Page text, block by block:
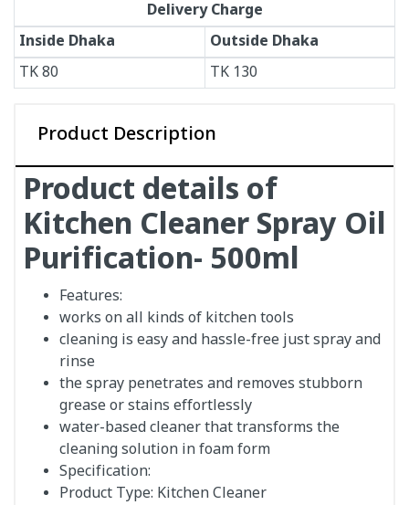
Delivery Charge
Inside Dhaka
Outside Dhaka
TK80 TK 130
Product Description
Product details of
Kitchen Cleaner Spray Oil
Purification- 500ml
Features:
works on all kinds of kitchen tools
cleaning is easy and hassle-free just spray and
rinse
the spray penetrates and removes stubborn
grease or stains effortlessly
water-based cleaner that transforms the
cleaning solution in foam form
Specification:
Product Type: Kitchen Cleaner